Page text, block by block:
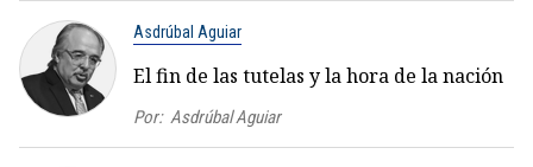
Asdrúbal Aguiar
El fin de las tutelas y la hora de la nación
Por: Asdrúbal Aguiar